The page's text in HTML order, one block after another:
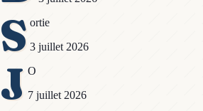
S ortie
3 juillet 2026
J O
7 juillet 2026